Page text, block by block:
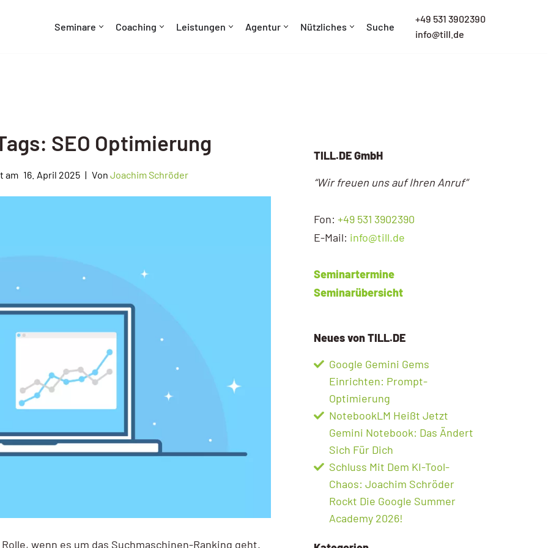
Seminare Coaching Leistungen Agentur Nützliches Suche
+49 531 3902390
info@till.de
SEO Optimierung
16. April 2025 Von Joachim Schröder
wenn es um das Suchmaschinen-Ranking geht.
TILL.DE GmbH
“Wir freuen uns auf Ihren Anruf”
Fon: +49 531 3902390
E-Mail: info@till.de
Seminartermine
Seminarübersicht
Neues von TILL.DE
Google Gemini Gems
Einrichten: Prompt-
Optimierung
NotebookLM Heißt Jetzt
Gemini Notebook: Das Ändert
Sich Für Dich
Schluss Mit Dem KI-Tool-
Chaos: Joachim Schröder
Rockt Die Google Summer
Academy 2026!